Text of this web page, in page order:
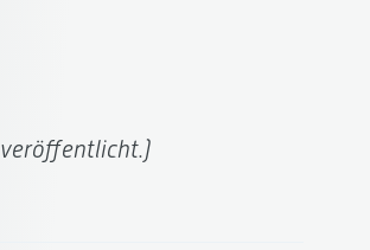
veröffentlicht.)